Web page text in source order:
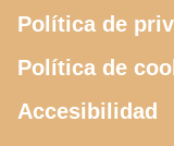
Política de
Política de
Accesibilidad